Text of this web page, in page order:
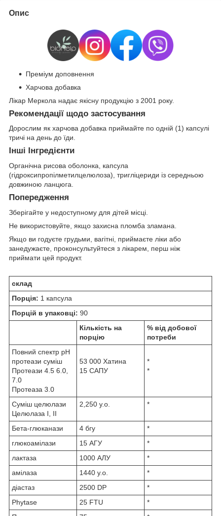
Опис
Преміум доповнення
Харчова добавка
Лікар Меркола надає якісну продукцію з 2001 року.
Рекомендації щодо застосування
Дорослим як харчова добавка приймайте по одній (1) капсулі
тричі на день до їди.
Інші Інгредієнти
Органічна рисова оболонка, капсула
(гідроксипропілметилцелюлоза), тригліцериди із середньою
довжиною ланцюга.
Попередження
Зберігайте у недоступному для дітей місці.
Не використовуйте, якщо захисна пломба зламана.
Якщо ви годуєте грудьми, вагітні, приймаєте ліки або
занедужаєте, проконсультуйтеся з лікарем, перш ніж
приймати цей продукт.
склад
Порція: 1 капсула
Порцій в упаковці: 90
Кількість на
порцію
% від добової
потреби
Повний спектр рН
протеази суміш
Протеази 4.5 6.0,
7.0
Протеаза 3.0
53 000 Хатина
15 САПУ
*
*
Суміш целюлази
Целюлаза I, II
2,250 у.о. *
Бета-глюканази 4 бгу
*
глюкоамілази
15 АГУ
*
лактаза
1000 АЛУ
*
амілаза
1440 у.о.
*
діастаз
2500 DP
*
Phytase
25 FTU
*